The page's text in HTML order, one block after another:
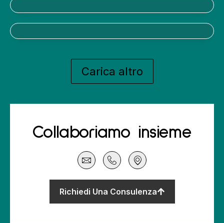
Carica altro
Collaboriamo insieme
Richiedi Una Consulenza